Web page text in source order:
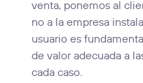
venta, ponemos al
no a la empresa
usuario es
de valor adecuada a
cada caso.